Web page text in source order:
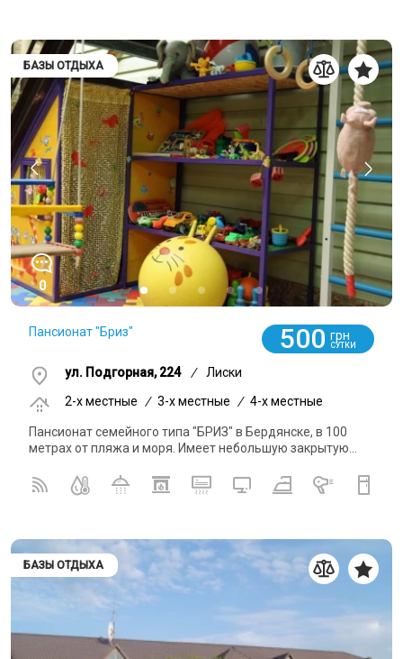
БАЗЫ ОТДЫХА
0
Пансионат "Бриз" 500 грн
СУТКИ
ул. Подгорная, 224 /
Лиски
2-x местные / 3-x местные / 4-x местные
Пансионат семейного типа "БРИЗ" в Бердянске, в 100
метрах от пляжа и моря. Имеет небольшую закрытую...
БАЗЫ ОТДЫХА